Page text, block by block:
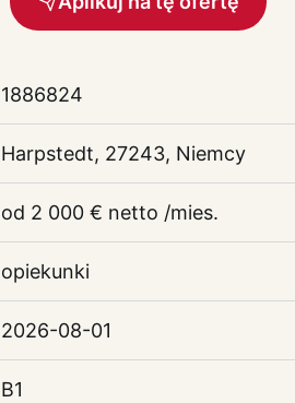
1886824
Harpstedt, 27243, Niemcy
od 2 000 € netto /mies.
opiekunki
2026-08-01
B1